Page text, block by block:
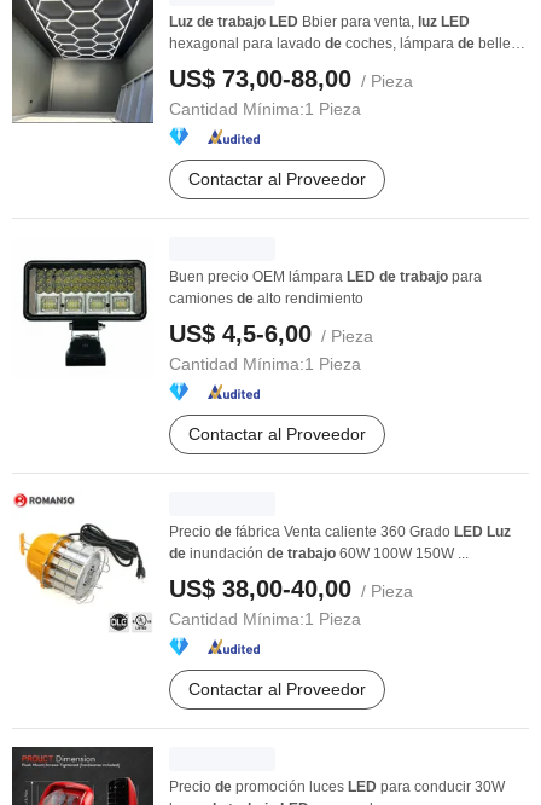
Luz de trabajo LED Bbier para venta, luz LED
hexagonal para lavado de coches, lámpara de belleza
US$ 73,00-88,00 / Pieza
Cantidad Mínima:1 Pieza
Contactar al Proveedor
Buen precio OEM lámpara LED de trabajo para
camiones de alto rendimiento
US$ 4,5-6,00 / Pieza
Cantidad Mínima:1 Pieza
Contactar al Proveedor
Precio de fábrica Venta caliente 360 Grado LED Luz
de inundación de trabajo 60W 100W 150W ...
US$ 38,00-40,00 / Pieza
Cantidad Mínima:1 Pieza
Contactar al Proveedor
Precio de promoción luces LED para conducir 30W